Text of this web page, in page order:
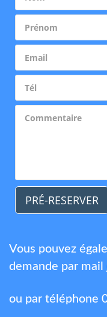
PRÉ-RESERVER
Vous pouvez
demande par mail
ou par téléphone